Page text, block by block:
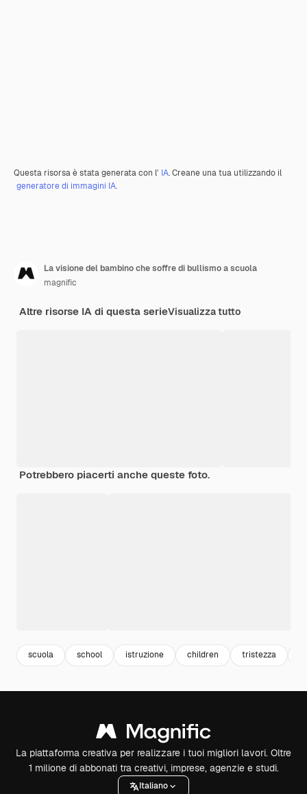
Questa risorsa è stata generata con l' IA. Creane una tua utilizzando il
generatore di immagini IA.
La visione del bambino che soffre di bullismo a scuola
magnific
Altre risorse IA di questa serieVisualizza tutto
Potrebbero piacerti anche queste foto.
scuola school istruzione children tristezza
La piattaforma creativa per realizzare i tuoi migliori lavori. Oltre
1 milione di abbonati tra creativi, imprese, agenzie e studi.
Italiano